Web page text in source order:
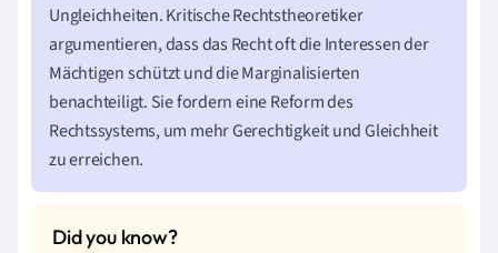
Ungleichheiten. Kritische Rechtstheoretiker
argumentieren, dass das Recht oft die Interessen der
Mächtigen schützt und die Marginalisierten
benachteiligt. Sie fordern eine Reform des
Rechtssystems, um mehr Gerechtigkeit und Gleichheit
zu erreichen.